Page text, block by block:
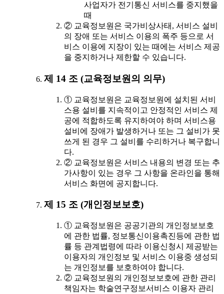
사업자가 전기통신 서비스를 중지했을
때
② 교육정보원은 국가비상사태, 서비스 설비
의 장애 또는 서비스 이용의 폭주 등으로 서
비스 이용에 지장이 있는 때에는 서비스 제공
을 중지하거나 제한할 수 있습니다.
제 14 조 (교육정보원의 의무)
① 교육정보원은 교육정보원에 설치된 서비
스용 설비를 지속적이고 안정적인 서비스 제
공에 적합하도록 유지하여야 하며 서비스용
설비에 장애가 발생하거나 또는 그 설비가 못
쓰게 된 경우 그 설비를 수리하거나 복구합니
다.
② 교육정보원은 서비스 내용의 변경 또는 추
가사항이 있는 경우 그 사항을 온라인을 통해
서비스 화면에 공지합니다.
제 15 조 (개인정보보호)
① 교육정보원은 공공기관의 개인정보보호
에 관한 법률, 정보통신이용촉진등에 관한 법
률 등 관계법령에 따라 이용신청시 제공받는
이용자의 개인정보 및 서비스 이용중 생성되
는 개인정보를 보호하여야 합니다.
② 교육정보원의 개인정보보호에 관한 관리
책임자는 학술연구정보서비스 이용자 관리